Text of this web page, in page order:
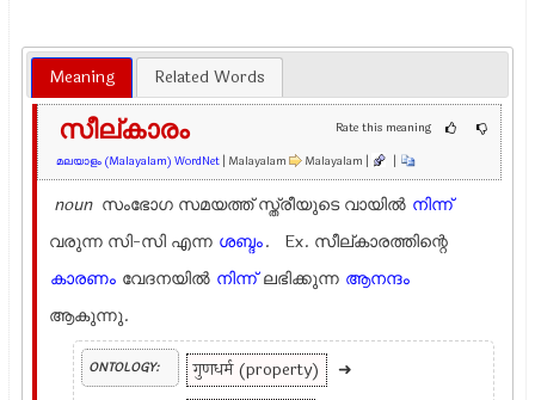
Meaning Related Words
Rate this meaning
സീല്കാരം
മലയാളം (Malayalam) WordNet | Malayalam Malayalam | |
noun സംഭോഗ സമയത്ത് സ്ത്രീയുടെ വായില്‍ നിന്ന്
വരുന്ന സി-സി എന്ന ശബ്ദം. Ex. സീല്കാരത്തിന്റെ
കാരണം വേദനയില്‍ നിന്ന്ലഭിക്കുന്ന ആനന്ദം
ആകുന്നു.
ONTOLOGY: गुणधर्म (property)
➜